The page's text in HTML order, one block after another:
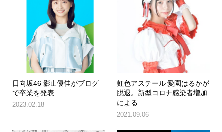
日向坂46 影山優佳がブログ
で卒業を発表
2023.02.18
虹色アステール 愛園はるかが
脱退。新型コロナ感染者増加
による...
2021.09.06